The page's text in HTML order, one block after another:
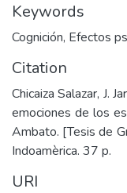
Keywords
Cognición, Efectos
Citation
Chicaiza Salazar, J.
emociones de los
Ambato. [Tesis de
Indoamèrica. 37 p.
URI